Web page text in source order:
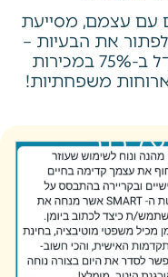
עם עצמם, מסייעת
את הבעיות –
ובחצי שנה האחרונה העסק גדל ב-75% במכירות
משפחתיות!